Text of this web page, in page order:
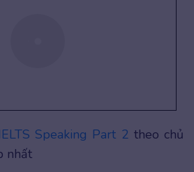
Speaking Part 2 theo chủ
nhất